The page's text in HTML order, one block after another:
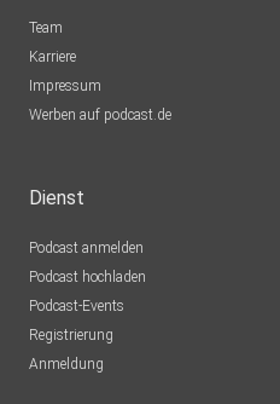
Team
Karriere
Impressum
Werben auf podcast.de
Dienst
Podcast anmelden
Podcast hochladen
Podcast-Events
Registrierung
Anmeldung